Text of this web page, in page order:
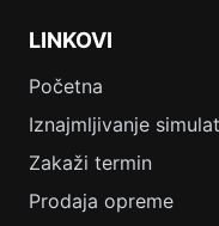
LINKOVI
Početna
Iznajmljivanje
Zakaži termin
Prodaja opreme